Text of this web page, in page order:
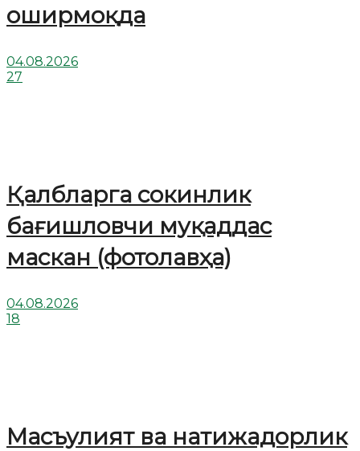
оширмоқда
04.08.2026
27
Қалбларга сокинлик
бағишловчи муқаддас
маскан (фотолавҳа)
04.08.2026
18
Масъулият ва натижадорлик